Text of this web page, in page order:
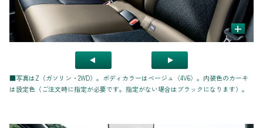
+
■写真はZ（ガソリン・2WD）。ボディカラーはベージュ〈4V6〉。内装色のカーキ
は設定色（ご注文時に指定が必要です。指定がない場合はブラックになります）。